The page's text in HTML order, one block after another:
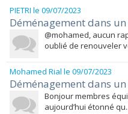
PIETRI le 09/07/2023
Déménagement dans
@mohamed, aucun
oublié de renouveler
Mohamed Rial le 09/07/2023
Déménagement dans
Bonjour membres
aujourd’hui étonné